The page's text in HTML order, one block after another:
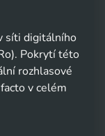
síti digitálního
Pokrytí této
rozhlasové
v celém